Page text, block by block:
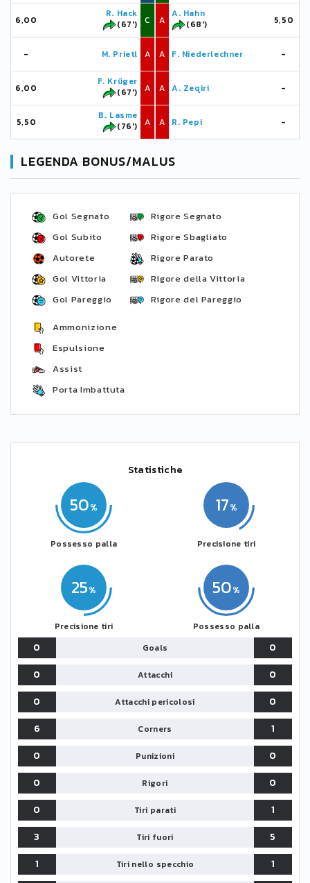
6,00
R. Hack
(67')
C
- M. Prietl A
6,00
F. Krüger
(67')
A
5,50
B. Lasme
(76')
A
A
A. Hahn
(68')
5,50
A F. Niederlechner -
A A. Zeqiri -
A R. Pepi -
LEGENDA BONUS/MALUS
Gol Segnato
Gol Subito
Autorete
Gol Vittoria
Gol Pareggio
Rigore Segnato
Rigore Sbagliato
Rigore Parato
Rigore della Vittoria
Rigore del Pareggio
Ammonizione
Espulsione
Assist
Porta Imbattuta
Statistiche
50
Possesso palla
25
Precisione tiri
50
Possesso palla
17
Precisione tiri
0 Goals
0
0
Attacchi
0
0
Attacchi pericolosi
0
6
Corners
1
0
Punizioni
0
0
Rigori
0
0
Tiri parati
1
3
Tiri fuori
5
1
Tiri nello specchio 1